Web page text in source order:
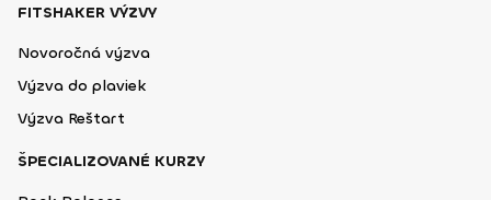
FITSHAKER VÝZVY
Novoročná výzva
Výzva do plaviek
Výzva Reštart
ŠPECIALIZOVANÉ KURZY